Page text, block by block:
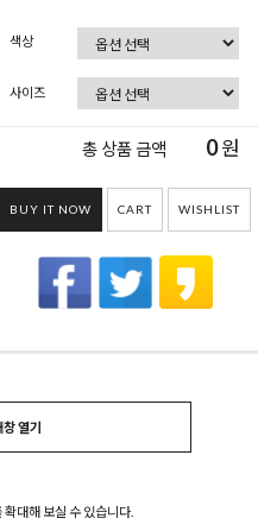
색상
사이즈
총 상품 금액 0원
BUY IT NOW CART WISHLIST
열기
확대해 보실 수 있습니다.